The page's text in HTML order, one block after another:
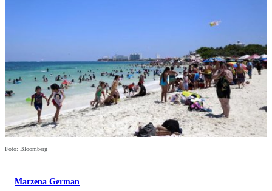
Foto: Bloomberg
Marzena German